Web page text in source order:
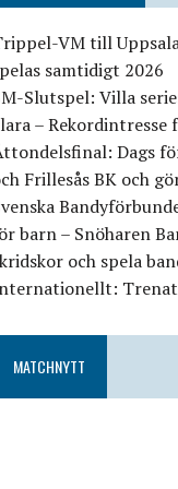
VM till
samtidigt 2026
Slutspel: Villa
– Rekordintresse
Dags
Frillesås BK och
barn – Snöharen
och spela
MATCHNYTT